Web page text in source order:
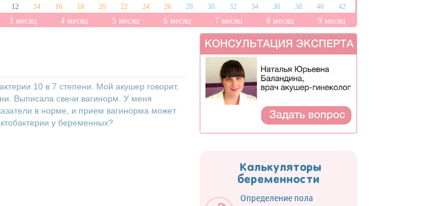
12 14 16 18 20 22 24 26 28 30 32 34 36 38 40 42
3 месяц 4 месяц 5 месяц 6 месяц 7 месяц 8 месяц 9 месяц
10 в 7 степени. Мой акушер говорит,
Выписала свечи вагинорм. У меня
в норме, и прием вагинорма может
у беременных?
Калькуляторы
беременности
Определение пола